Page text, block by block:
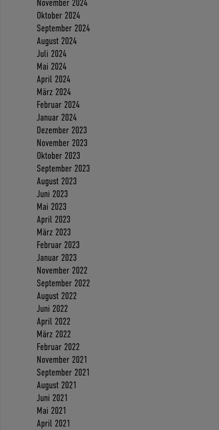
November 2024
Oktober 2024
September 2024
August 2024
Juli 2024
Mai 2024
April 2024
März 2024
Februar 2024
Januar 2024
Dezember 2023
November 2023
Oktober 2023
September 2023
August 2023
Juni 2023
Mai 2023
April 2023
März 2023
Februar 2023
Januar 2023
November 2022
September 2022
August 2022
Juni 2022
April 2022
März 2022
Februar 2022
November 2021
September 2021
August 2021
Juni 2021
Mai 2021
April 2021